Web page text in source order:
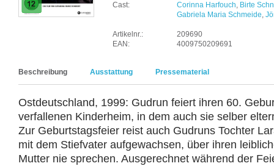
Cast:
Corinna Harfouch, Birte
Gabriela Maria Schmeide,
Artikelnr.:
209690
EAN:
4009750209691
Beschreibung Ausstattung Pressematerial
Ostdeutschland, 1999: Gudrun feiert ihren 60.
verfallenen Kinderheim, in dem auch sie selber
Zur Geburtstagsfeier reist auch Gudruns Tochter
mit dem Stiefvater aufgewachsen, über ihren
Mutter nie sprechen. Ausgerechnet während der